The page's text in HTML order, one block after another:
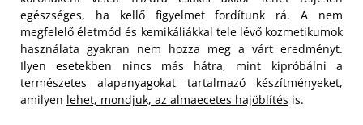
egészséges, ha kellő figyelmet fordítunk rá. A nem
megfelelő életmód és kemikáliákkal tele lévő kozmetikumok
használata gyakran nem hozza meg a várt eredményt.
Ilyen esetekben nincs más hátra, mint kipróbálni a
természetes alapanyagokat tartalmazó készítményeket,
amilyen lehet, mondjuk, az almaecetes hajöblítés is.